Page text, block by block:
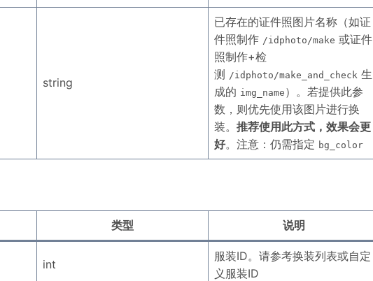
string
已存在的证件照图片名称（如证
件照制作 /idphoto/make 或证件
照制作+检
测 /idphoto/make_and_check生
成的 img_name ）。若提供此参
数，则优先使用该图片进行换
装。 推荐使用此方式，效果会更
好。注意：仍需指定 bg_color
类型 说明
int
服装ID。请参考换装列表或自定
义服装ID